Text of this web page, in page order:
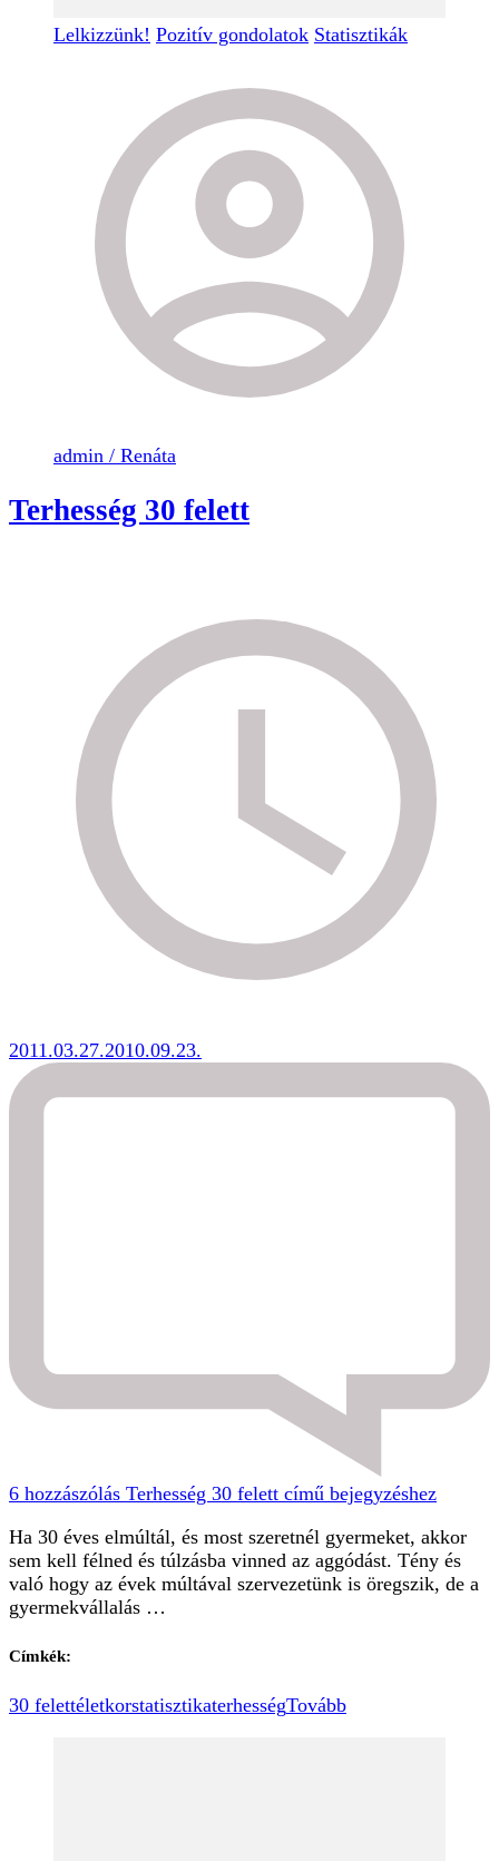
Lelkizzünk! Pozitív gondolatok Statisztikák
admin / Renáta
Terhesség 30 felett
2011.03.27.2010.09.23.
6 hozzászólás Terhesség 30 felett című bejegyzéshez
Ha 30 éves elmúltál, és most szeretnél gyermeket, akkor
sem kell félned és túlzásba vinned az aggódást. Tény és
való hogy az évek múltával szervezetünk is öregszik, de a
gyermekvállalás …
Címkék:
30 felettéletkorstatisztikaterhességTovább